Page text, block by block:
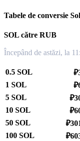
Tabele de conversie
SOL către RUB
Începând de astăzi, la
0.5 SOL
1 SOL
5 SOL
10 SOL
50 SOL
100 SOL